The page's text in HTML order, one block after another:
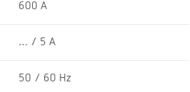
600 A
… / 5 A
50 / 60 Hz